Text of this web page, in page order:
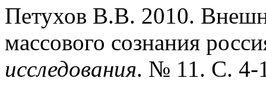
Петухов В.В. 2010.
массового сознания
исследования. № 11. C. 4-